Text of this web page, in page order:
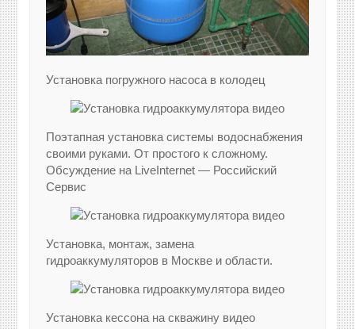
Установка погружного насоса в колодец
Поэтапная установка системы водоснабжения
своими руками. От простого к сложному.
Обсуждение на LiveInternet — Российский
Сервис
Установка, монтаж, замена
гидроаккумуляторов в Москве и области.
Установка кессона на скважину видео